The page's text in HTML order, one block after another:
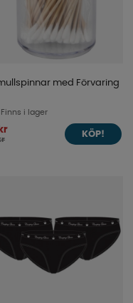
med Förvaring
Finns i lager
KÖP!